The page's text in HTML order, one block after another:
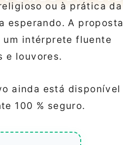
ou à prática da
esperando. A proposta
um intérprete fluente
e louvores.
ainda está disponível
100 % seguro.